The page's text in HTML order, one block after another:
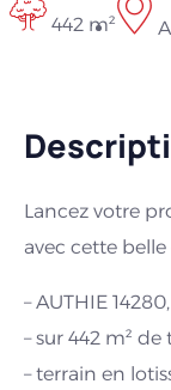
442 m²
Lancez votre
avec cette
– AUTHIE 14280,
– sur 442 m² de
– terrain en